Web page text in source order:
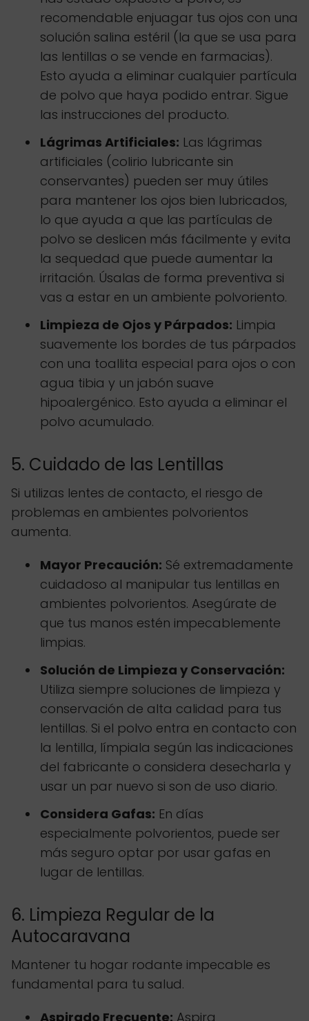
recomendable enjuagar tus ojos con una
solución salina estéril (la que se usa para
las lentillas o se vende en farmacias).
Esto ayuda a eliminar cualquier partícula
de polvo que haya podido entrar. Sigue
las instrucciones del producto.
Lágrimas Artificiales: Las lágrimas
artificiales (colirio lubricante sin
conservantes) pueden ser muy útiles
para mantener los ojos bien lubricados,
lo que ayuda a que las partículas de
polvo se deslicen más fácilmente y evita
la sequedad que puede aumentar la
irritación. Úsalas de forma preventiva si
vas a estar en un ambiente polvoriento.
Limpieza de Ojos y Párpados: Limpia
suavemente los bordes de tus párpados
con una toallita especial para ojos o con
agua tibia y un jabón suave
hipoalergénico. Esto ayuda a eliminar el
polvo acumulado.
5. Cuidado de las Lentillas
Si utilizas lentes de contacto, el riesgo de
problemas en ambientes polvorientos
aumenta.
Mayor Precaución: Sé extremadamente
cuidadoso al manipular tus lentillas en
ambientes polvorientos. Asegúrate de
que tus manos estén impecablemente
limpias.
Solución de Limpieza y Conservación:
Utiliza siempre soluciones de limpieza y
conservación de alta calidad para tus
lentillas. Si el polvo entra en contacto con
la lentilla, límpiala según las indicaciones
del fabricante o considera desecharla y
usar un par nuevo si son de uso diario.
Considera Gafas: En días
especialmente polvorientos, puede ser
más seguro optar por usar gafas en
lugar de lentillas.
6. Limpieza Regular de la
Autocaravana
Mantener tu hogar rodante impecable es
fundamental para tu salud.
Aspirado Frecuente: Aspira